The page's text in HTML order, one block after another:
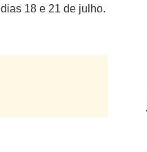
18 e 21 de julho.